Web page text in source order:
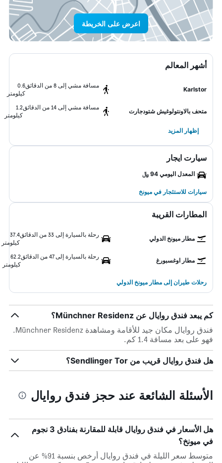
اعرض على الخريطة
أشهر المعالم
Karlstor
مسافة مشي إلى 8 من الدقائق
0.6
كيلومتر
متحف بالاونتولوغيش شتودجارت
مسافة مشي إلى 14 من الدقائق
1.2
كيلومتر
إظهار المزيد
سيارت ايجار
المعدل اليومي 94 ﷼
سيارات للاستئجار في ميونخ
المطارات القريبة
مطار ميونخ الدولي
رحلة بالسيارة إلى 33 من الدقائق
37.4
كيلومتر
مطار اوغسبورغ
رحلة بالسيارة إلى 47 من الدقائق
62.2
كيلومتر
رحلات طيران إلى مطار ميونخ الدولي
كم يبعد فندق روايال عن Münchner Residenz؟
فندق روايال مكان جيد للأقامة ومشاهدة Münchner Residenz.
فهو على بعد مسافة 1.4 كم.
هل فندق روايال قريب من Sendlinger Tor؟
الأسئلة الشائعة عند حجز فندق روايال
هل الأسعار في فندق روايال قابلة للمقارنة بفنادق 3 نجوم
في ميونخ؟
متوسط سعر الليلة في فندق روايال أرخص بنسبة 91% عن